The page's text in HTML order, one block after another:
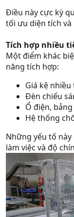
Điều này cực kỳ
tối ưu diện tích
Tích hợp nhiều
Một điểm khác
năng tích hợp:
Giá kệ nhiều
Đèn chiếu
Ổ điện,
Hệ thống
Những yếu tố
làm việc và độ